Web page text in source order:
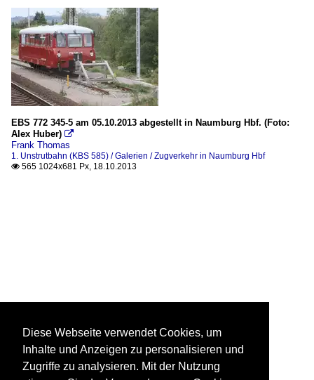
EBS 772 345-5 am 05.10.2013 abgestellt in Naumburg Hbf. (Foto:
Alex Huber) 
Frank Thomas
1. Unstrutbahn (KBS 585) / Galerien / Zugverkehr in Naumburg Hbf
 565 1024x681 Px, 18.10.2013
Diese Webseite verwendet Cookies, um
Inhalte und Anzeigen zu personalisieren und
Zugriffe zu analysieren. Mit der Nutzung